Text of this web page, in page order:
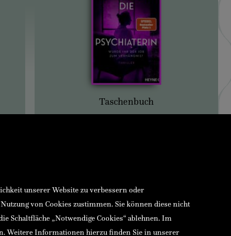
Taschenbuch
unserer Website zu verbessern oder
von Cookies zustimmen. Sie können diese nicht
Schaltfläche „Notwendige Cookies“ ablehnen. Im
Weitere Informationen hierzu finden Sie in unserer